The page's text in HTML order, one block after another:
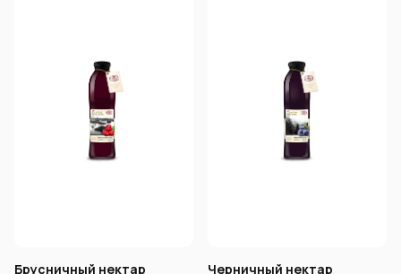
Брусничный нектар Черничный нектар